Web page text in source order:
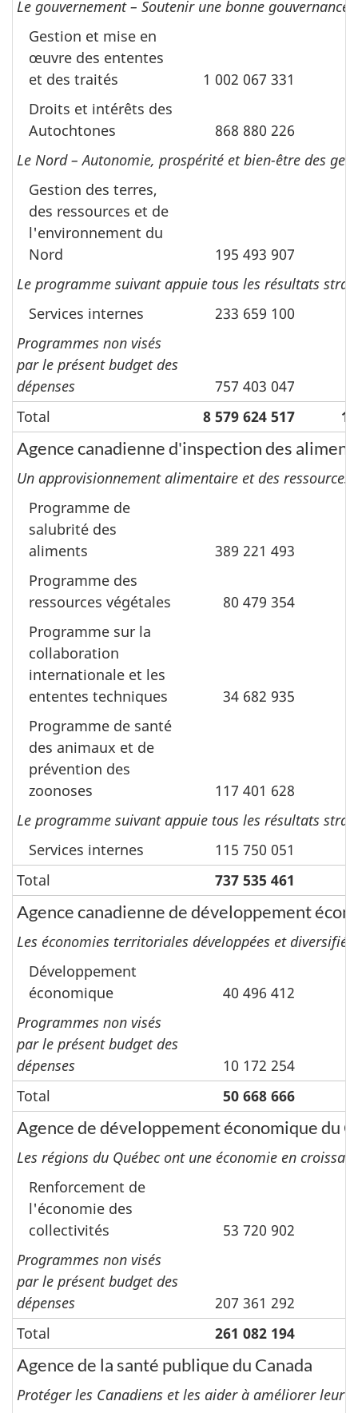
Le gouvernement – Soutenir une bonne
Gestion et mise en
œuvre des ententes
et des traités
1 002 067 331
Droits et intérêts des
Autochtones
868 880 226
Le Nord – Autonomie, prospérité et bien-être des
Gestion des terres,
des ressources et de
l'environnement du
Nord
195 493 907
Le programme suivant appuie tous les résultats
Services internes
233 659 100
Programmes non visés
par le présent budget des
dépenses
757 403 047
Total
8 579 624 517
Agence canadienne d'inspection des
Un approvisionnement alimentaire et des
Programme de
salubrité des
aliments
389 221 493
Programme des
ressources végétales
80 479 354
Programme sur la
collaboration
internationale et les
ententes techniques
34 682 935
Programme de santé
des animaux et de
prévention des
zoonoses
117 401 628
Le programme suivant appuie tous les résultats
Services internes
115 750 051
Total
737 535 461
Agence canadienne de développement
Les économies territoriales développées et
Développement
économique
40 496 412
Programmes non visés
par le présent budget des
dépenses
10 172 254
Total
50 668 666
Agence de développement économique du
Les régions du Québec ont une économie en
Renforcement de
l'économie des
collectivités
53 720 902
Programmes non visés
par le présent budget des
dépenses
207 361 292
Total
261 082 194
Agence de la santé publique du Canada
Protéger les Canadiens et les aider à améliorer leur